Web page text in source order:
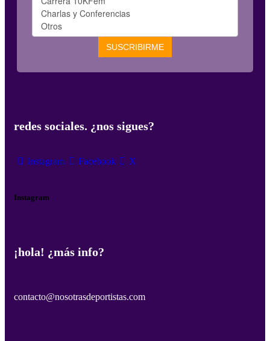
redes sociales. ¿nos sigues?
Instagram Facebook X
Instagram
¡hola! ¿más info?
contacto@nosotrasdeportistas.com